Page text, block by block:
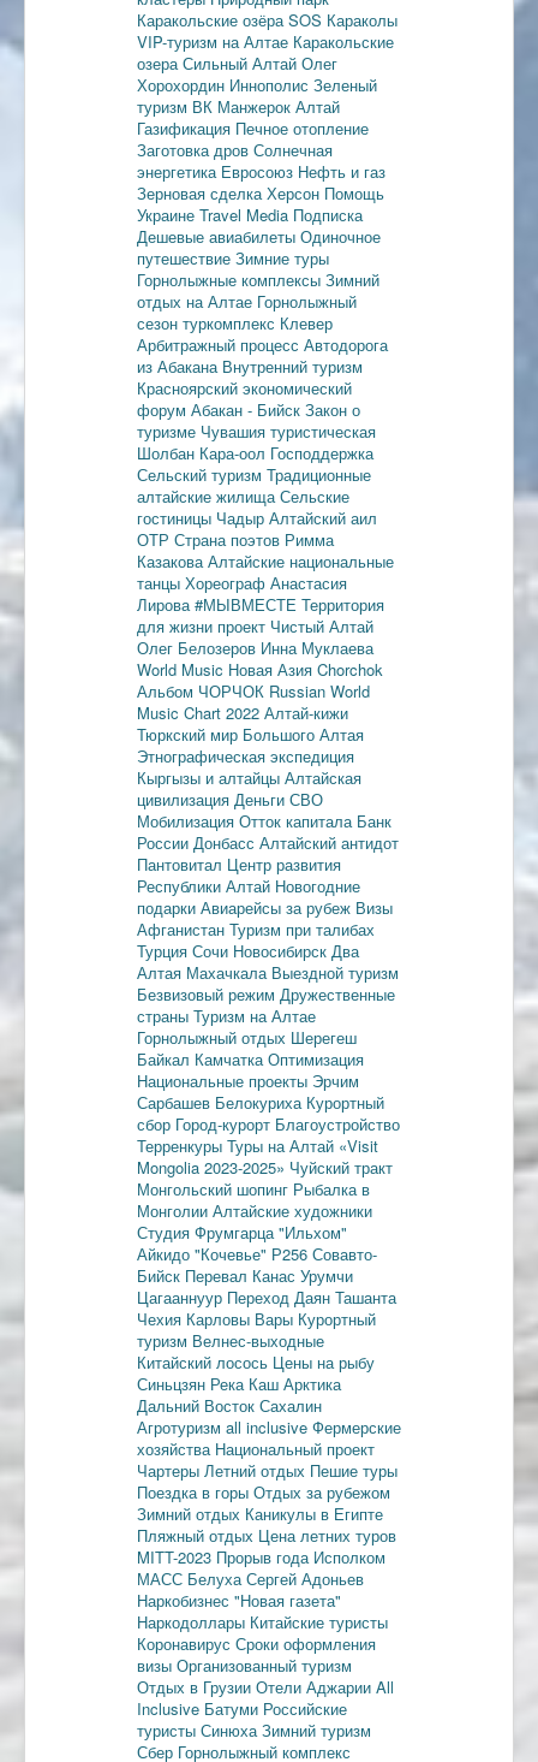
Каракольские озёраSOS Караколы
VIP-туризм на Алтае Каракольские
озераСильный Алтай Олег
Хорохордин Иннополис Зеленый
туризм ВК Манжерок Алтай
Газификация Печное отопление
Заготовка дров Солнечная
энергетика Евросоюз Нефть и газ
Зерновая сделкаХерсон Помощь
Украине Travel Media Подписка
Дешевые авиабилеты Одиночное
путешествие Зимние туры
Горнолыжные комплексы Зимний
отдых на Алтае Горнолыжный
сезон туркомплекс Клевер
Арбитражный процесс Автодорога
из Абакана Внутренний туризм
Красноярский экономический
форум Абакан - Бийск Закон о
туризме Чувашия туристическая
Шолбан Кара-оол Господдержка
Сельский туризм Традиционные
алтайские жилищаСельские
гостиницы Чадыр Алтайский аил
ОТР Страна поэтов Римма
КазаковаАлтайские национальные
танцы Хореограф Анастасия
Лирова#МЫВМЕСТЕ Территория
для жизни проект Чистый Алтай
Олег Белозеров Инна Муклаева
World Music Новая Азия Chorchok
Альбом ЧОРЧОК Russian World
Music Chart 2022 Алтай-кижи
Тюркский мир Большого Алтая
Этнографическая экспедиция
Кыргызы и алтайцы Алтайская
цивилизация Деньги СВО
Мобилизация Отток капитала Банк
России Донбасс Алтайский антидот
Пантовитал Центр развития
Республики Алтай Новогодние
подарки Авиарейсы за рубеж Визы
Афганистан Туризм при талибах
Турция Сочи Новосибирск Два
Алтая Махачкала Выездной туризм
Безвизовый режим Дружественные
страны Туризм на Алтае
Горнолыжный отдых Шерегеш
Байкал КамчаткаОптимизация
Национальные проекты Эрчим
Сарбашев Белокуриха Курортный
сбор Город-курорт Благоустройство
Терренкуры Туры на Алтай «Visit
Mongolia 2023-2025» Чуйский тракт
Монгольский шопинг Рыбалка в
Монголии Алтайские художники
Студия Фрумгарца"Ильхом"
Айкидо "Кочевье" Р256 Совавто-
Бийск Перевал Канас Урумчи
Цагааннуур Переход Даян Ташанта
Чехия Карловы Вары Курортный
туризм Велнес-выходные
Китайский лосось Цены на рыбу
Синьцзян Река Каш Арктика
Дальний Восток Сахалин
Агротуризм all inclusive Фермерские
хозяйства Национальный проект
Чартеры Летний отдых Пешие туры
Поездка в горы Отдых за рубежом
Зимний отдых Каникулы в Египте
Пляжный отдых Цена летних туров
MITT-2023 Прорыв года Исполком
МАСС БелухаСергей Адоньев
Наркобизнес "Новая газета"
Наркодоллары Китайские туристы
Коронавирус Сроки оформления
визы Организованный туризм
Отдых в Грузии Отели Аджарии All
Inclusive Батуми Российские
туристы СинюхаЗимний туризм
Сбер Горнолыжный комплекс